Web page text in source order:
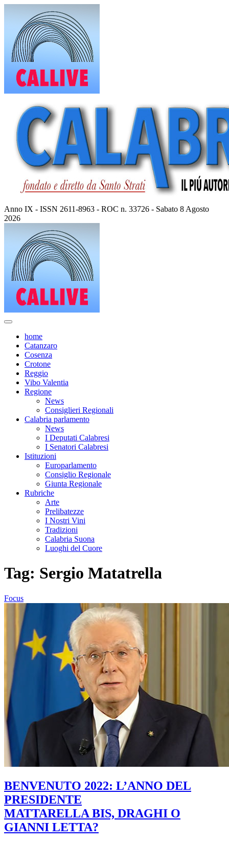
contenuto
Anno IX - ISSN 2611-8963 - ROC n. 33726 - Sabato 8 Agosto
2026
home
Catanzaro
Cosenza
Crotone
Reggio
Vibo Valentia
Regione
News
Consiglieri Regionali
Calabria parlamento
News
I Deputati Calabresi
I Senatori Calabresi
Istituzioni
Europarlamento
Consiglio Regionale
Giunta Regionale
Rubriche
Arte
Prelibatezze
I Nostri Vini
Tradizioni
Calabria Suona
Luoghi del Cuore
Tag: Sergio Matatrella
Focus
BENVENUTO 2022: L’ANNO DEL
PRESIDENTE
MATTARELLA BIS, DRAGHI O
GIANNI LETTA?